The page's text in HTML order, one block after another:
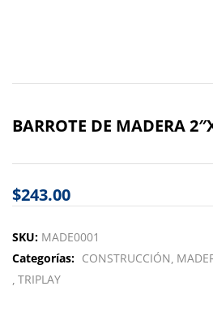
BARROTE DE MADERA
$243.00
SKU: MADE0001
Categorías: CONSTRUCCIÓN
TRIPLAY